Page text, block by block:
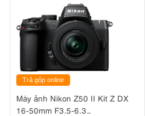
Trả góp online
Máy ảnh Nikon Z50 II Kit Z DX
16-50mm F3.5-6.3